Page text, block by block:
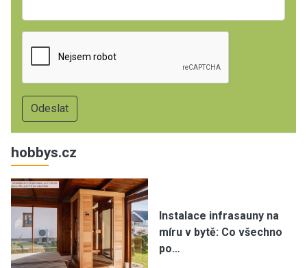
hobbys.cz
Instalace infrasauny na
míru v bytě: Co všechno
po…